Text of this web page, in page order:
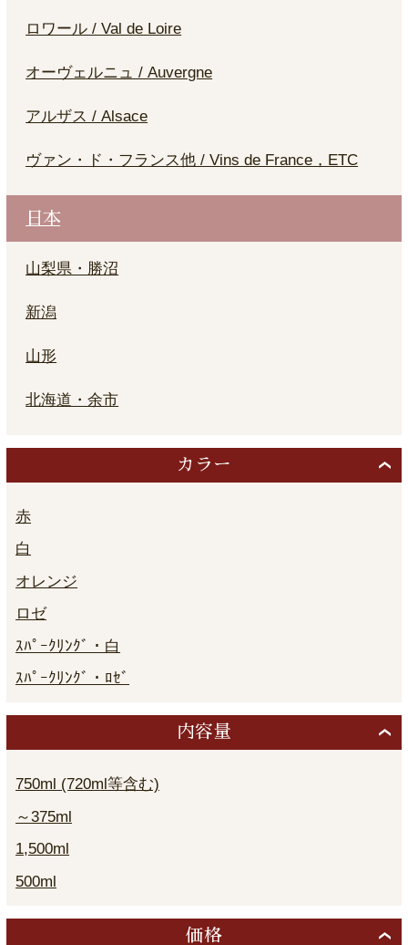
ロワール / Val de Loire
オーヴェルニュ / Auvergne
アルザス / Alsace
ヴァン・ド・フランス他 / Vins de France，ETC
日本
山梨県・勝沼
新潟
山形
北海道・余市
カラー
赤
白
オレンジ
ロゼ
ｽﾊﾟｰｸﾘﾝｸﾞ・白
ｽﾊﾟｰｸﾘﾝｸﾞ・ﾛｾﾞ
内容量
750ml (720ml等含む)
～375ml
1,500ml
500ml
価格